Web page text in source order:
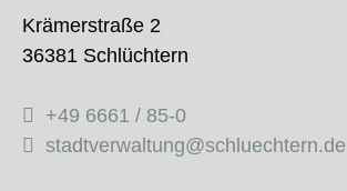
Krämerstraße 2
36381 Schlüchtern
+49 6661 / 85-0
stadtverwaltung@schluechtern.de